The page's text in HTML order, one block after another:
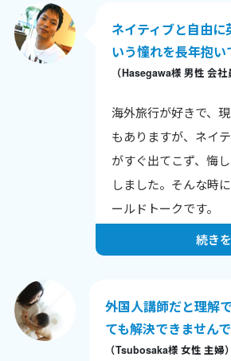
ネイティブと自由
いう憧れを長年抱い
（Hasegawa様 男性 会社
海外旅行が好きで、
もありますが、ネイ
がすぐ出てこず、悔
しました。そんな時
ールドトークです。
レッスンでは日常会
ら、文法の訂正やネ
日本人英語からの脱
ブと自然に話せる日を
す。
続き
外国人講師だと理解
ても解決できません
（Tsubosaka様 女性 主婦）